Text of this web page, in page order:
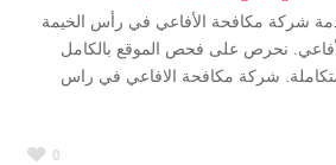
شركة مكافحة الأفاعي في رأس الخيمة
نحرص على فحص الموقع بالكامل
شركة مكافحة الافاعي في راس
0